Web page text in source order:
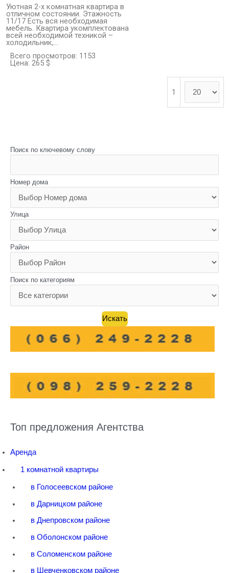
Уютная 2-х комнатная квартира в
отличном состоянии. Этажность
11/17 Есть вся необходимая
мебель. Квартира укомплектована
всей необходимой техникой –
холодильник,…
Всего просмотров: 1153
Цена: 265 $
1
Поиск по ключевому слову
Номер дома
Улица
Район
Поиск по категориям
Топ предложения Агентства
Аренда
1 комнатной квартиры
в Голосеевском районе
в Дарницком районе
в Днепровском районе
в Оболонском районе
в Соломенском районе
в Шевченковском районе